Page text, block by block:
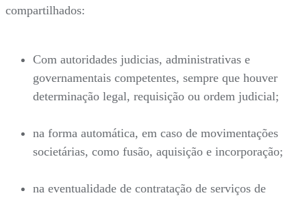
compartilhados:
Com autoridades judicias, administrativas e
governamentais competentes, sempre que houver
determinação legal, requisição ou ordem judicial;
na forma automática, em caso de movimentações
societárias, como fusão, aquisição e incorporação;
na eventualidade de contratação de serviços de